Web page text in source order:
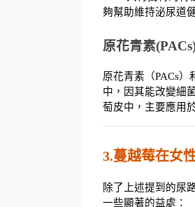
夠幫助維持泌尿道
原花青素
原花青素（PACs
中，因其能改變細
萄皮中，主要應用
3.蔓越莓在女
除了上述提到的尿
一些顯著的益處：